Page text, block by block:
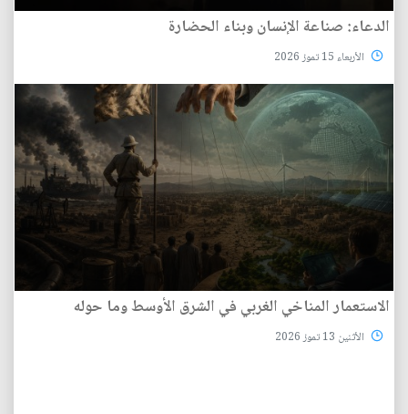
الدعاء: صناعة الإنسان وبناء الحضارة
الأربعاء 15 تموز 2026
الاستعمار المناخي الغربي في الشرق الأوسط وما حوله
الأثنين 13 تموز 2026